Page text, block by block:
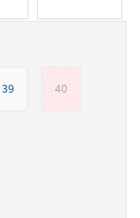
39 40